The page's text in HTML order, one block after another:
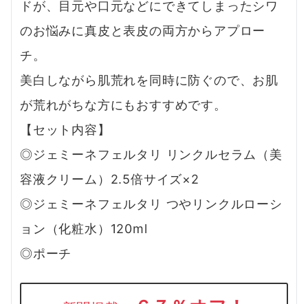
ドが、目元や口元などにできてしまったシワ
のお悩みに真皮と表皮の両方からアプロー
チ。
美白しながら肌荒れを同時に防ぐので、お肌
が荒れがちな方にもおすすめです。
【セット内容】
◎ジェミーネフェルタリ リンクルセラム（美
容液クリーム）2.5倍サイズ×2
◎ジェミーネフェルタリ つやリンクルローシ
ョン（化粧水）120ml
◎ポーチ